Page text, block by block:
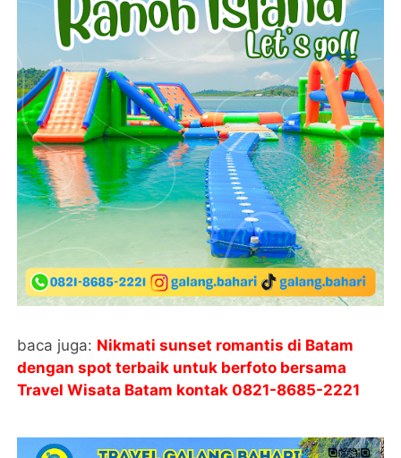
baca juga: Nikmati sunset romantis di Batam
dengan spot terbaik untuk berfoto bersama
Travel Wisata Batam kontak0821-8685-2221